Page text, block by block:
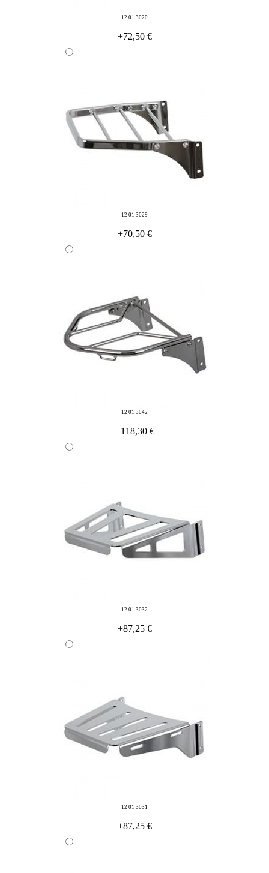
12 01 3020
+72,50 €
12 01 3029
+70,50 €
12 01 3042
+118,30 €
12 01 3032
+87,25 €
12 01 3031
+87,25 €